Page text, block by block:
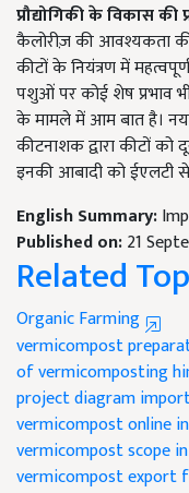
प्रौद्योगिकी के विकास की
कैलोरीज़ की आवश्यकता की
कीटों के नियंत्रण में
पशुओं पर कोई शेष प्रभाव
के मामले में आम बात है।
कीटनाशक द्वारा कीटों को
इनकी आबादी को ईएलटी
English Summary:
Published on:21
Related
Organic Farming
vermicompost
of vermicomposting
project diagram
vermicompost online
vermicompost scope
vermicompost export